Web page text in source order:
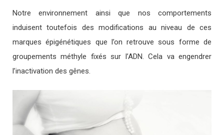
Notre environnement ainsi que nos comportements
induisent toutefois des modifications au niveau de ces
marques épigénétiques que l’on retrouve sous forme de
groupements méthyle fixés sur l’ADN. Cela va engendrer
l’inactivation des gênes.